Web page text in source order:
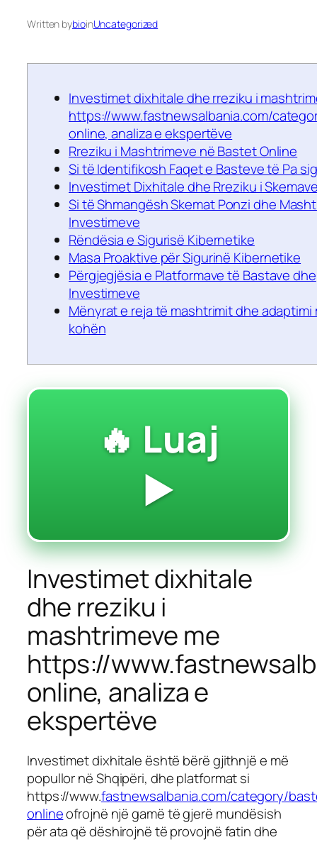
Written bybioinUncategorized
Investimet dixhitale dhe rreziku i
https://www.fastnewsalbania.com/
online, analiza e ekspertëve
Rreziku i Mashtrimeve në Bastet Online
Si të Identifikosh Faqet e Basteve të Pa
Investimet Dixhitale dhe Rreziku i
Si të Shmangësh Skemat Ponzi dhe
Investimeve
Rëndësia e Sigurisë Kibernetike
Masa Proaktive për Sigurinë Kibernetike
Përgjegjësia e Platformave të Bastave dhe
Investimeve
Mënyrat e reja të mashtrimit dhe adaptimi
kohën
🔥 Luaj
▶️
Investimet dixhitale
dhe rreziku i
mashtrimeve me
https://
online, analiza e
ekspertëve
Investimet dixhitale është bërë gjithnjë e më
popullor në Shqipëri, dhe platformat si
https://www.fastnewsalbania.com/category/
onlineofrojnë një gamë të gjerë mundësish
për ata që dëshirojnë të provojnë fatin dhe